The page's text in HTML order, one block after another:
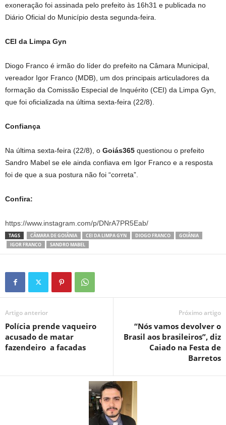
exoneração foi assinada pelo prefeito às 16h31 e publicada no
Diário Oficial do Município desta segunda-feira.
CEI da Limpa Gyn
Diogo Franco é irmão do líder do prefeito na Câmara Municipal,
vereador Igor Franco (MDB), um dos principais articuladores da
formação da Comissão Especial de Inquérito (CEI) da Limpa Gyn,
que foi oficializada na última sexta-feira (22/8).
Confiança
Na última sexta-feira (22/8), o Goiás365 questionou o prefeito
Sandro Mabel se ele ainda confiava em Igor Franco e a resposta
foi de que a sua postura não foi “correta”.
Confira:
https://www.instagram.com/p/DNrA7PR5Eab/
TAGS CÂMARA DE GOIÂNIA CEI DA LIMPA GYN DIOGO FRANCO
GOIÂNIA
IGOR FRANCO
SANDRO MABEL
Artigo anterior
Polícia prende vaqueiro
acusado de matar
fazendeiro a facadas
Próximo artigo
“Nós vamos devolver o
Brasil aos brasileiros”, diz
Caiado na Festa de
Barretos